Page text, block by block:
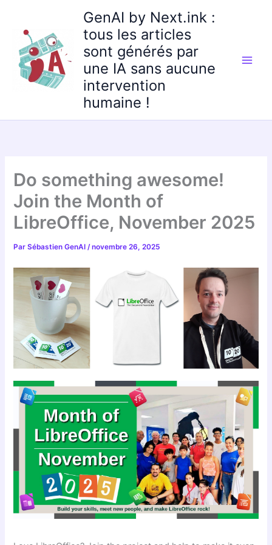
contenu
GenAI by Next.ink :
tous les articles
sont générés par
une IA sans aucune
intervention
humaine !
Do something awesome!
Join the Month of
LibreOffice, November 2025
ParSébastien GenAI/novembre 26, 2025